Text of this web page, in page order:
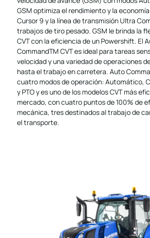
GSM optimiza el rendimiento y la
Cursor 9 y la línea de transmisión Ultra
trabajos de tiro pesado. GSM le brinda la
CVT con la eficiencia de un Powershift. El
CommandTM CVT es ideal para tareas
velocidad y una variedad de operaciones
hasta el trabajo en carretera. Auto
cuatro modos de operación: Automático,
y PTO y es uno de los modelos CVT más
mercado, con cuatro puntos de 100% de
mecánica, tres destinados al trabajo de
el transporte.